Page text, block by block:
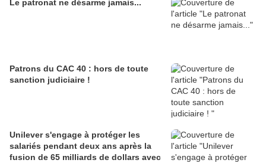
Le patronat ne désarme jamais...
Patrons du CAC 40 : hors de toute
sanction judiciaire !
Unilever s'engage à protéger les
salariés pendant deux ans après la
fusion de 65 milliards de dollars avec